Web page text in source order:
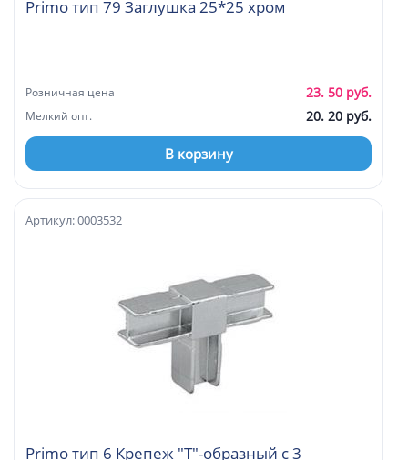
Primo тип 79 Заглушка 25*25 хром
Розничная цена 23. 50 руб.
Мелкий опт. 20. 20 руб.
В корзину
Primo тип 6 Крепеж "Т"-образный с 3
Артикул: 0003532